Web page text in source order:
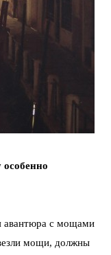
авантюра с мощами
мощи, должны